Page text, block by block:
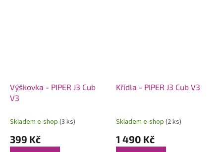
Výškovka - PIPER J3 Cub
V3
Skladem e-shop (3 ks)
399 Kč
Křídla - PIPER J3 Cub V3
Skladem e-shop (2 ks)
1 490 Kč